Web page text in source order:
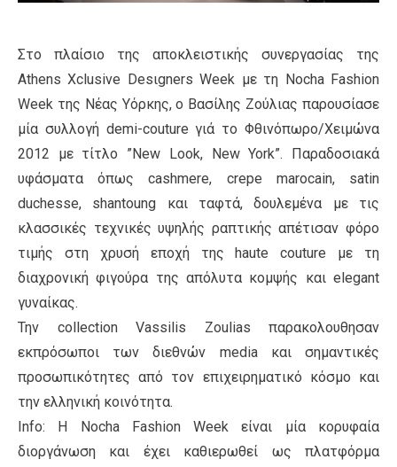
Στο πλαίσιο της αποκλειστικής συνεργασίας της
Αthens Xclusive Desιgners Week με τη Νocha Fashion
Week της Νέας Υόρκης, ο Βασίλης Ζούλιας παρουσίασε
μία συλλογή demi-couture γιά το Φθινόπωρο/Χειμώνα
2012 με τίτλο ”New Look, New York”. Παραδοσιακά
υφάσματα όπως cashmere, crepe marocain, satin
duchesse, shantoung και ταφτά, δουλεμένα με τις
κλασσικές τεχνικές υψηλής ραπτικής απέτισαν φόρο
τιμής στη χρυσή εποχή της haute couture με τη
διαχρονική φιγούρα της απόλυτα κομψής και elegant
γυναίκας.
Την collection Vassilis Zoulias παρακολουθησαν
εκπρόσωποι των διεθνών media και σημαντικές
προσωπικότητες από τον επιχειρηματικό κόσμο και
την ελληνική κοινότητα.
Info: Η Νocha Fashion Week είναι μία κορυφαία
διοργάνωση και έχει καθιερωθεί ως πλατφόρμα